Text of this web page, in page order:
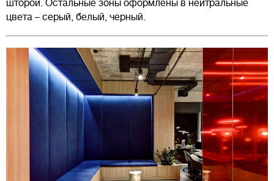
шторой. Остальные зоны оформлены в нейтральные
цвета – серый, белый, черный.